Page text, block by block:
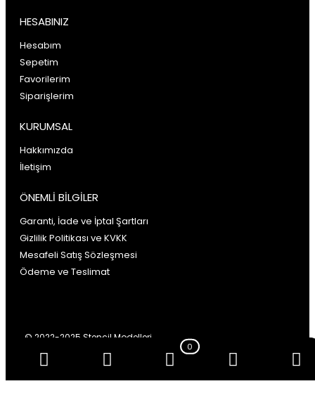
HESABINIZ
Hesabım
Sepetim
Favorilerim
Siparişlerim
KURUMSAL
Hakkımızda
İletişim
ÖNEMLİ BİLGİLER
Garanti, İade ve İptal Şartları
Gizlilik Politikası ve KVKK
Mesafeli Satış Sözleşmesi
Ödeme ve Teslimat
© 2022-2025 Stencil Modelleri
0